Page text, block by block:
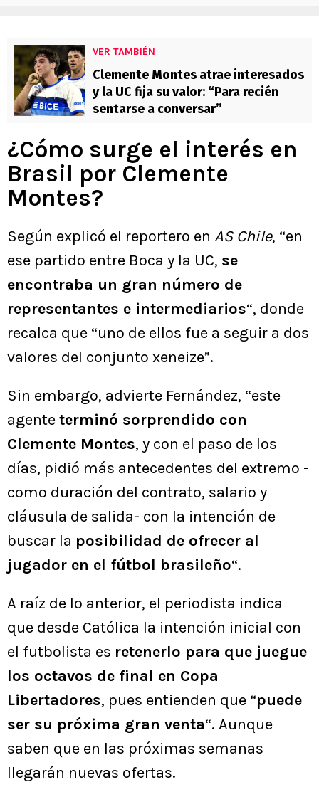
VER TAMBIÉN
Clemente Montes atrae interesados
y la UC fija su valor: “Para recién
sentarse a conversar”
¿Cómo surge el interés en
Brasil por Clemente
Montes?
Según explicó el reportero en AS Chile, “en
ese partido entre Boca y la UC, se
encontraba un gran número de
representantes e intermediarios“, donde
recalca que “uno de ellos fue a seguir a dos
valores del conjunto xeneize”.
Sin embargo, advierte Fernández, “este
agenteterminó sorprendido con
Clemente Montes, y con el paso de los
días, pidió más antecedentes del extremo -
como duración del contrato, salario y
cláusula de salida- con la intención de
buscar la posibilidad de ofrecer al
jugador en el fútbol brasileño“.
A raíz de lo anterior, el periodista indica
que desde Católica la intención inicial con
el futbolista es retenerlo para que juegue
los octavos de final en Copa
Libertadores, pues entienden que “puede
ser su próxima gran venta“. Aunque
saben que en las próximas semanas
llegarán nuevas ofertas.